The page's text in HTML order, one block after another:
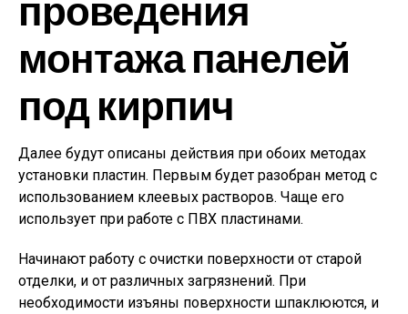
монтажа панелей
под кирпич
Далее будут описаны действия при обоих методах
установки пластин. Первым будет разобран метод с
использованием клеевых растворов. Чаще его
использует при работе с ПВХ пластинами.
Начинают работу с очистки поверхности от старой
отделки, и от различных загрязнений. При
необходимости изъяны поверхности шпаклюются, и